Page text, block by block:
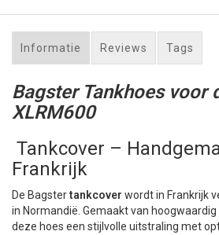
Informatie Reviews Tags
Bagster Tankhoes voor
XLRM600
Tankcover –
Frankrijk
De Bagstertankcover wordt in Frankrijk
in Normandië. Gemaakt van hoogwaardig
deze hoes een stijlvolle uitstraling met